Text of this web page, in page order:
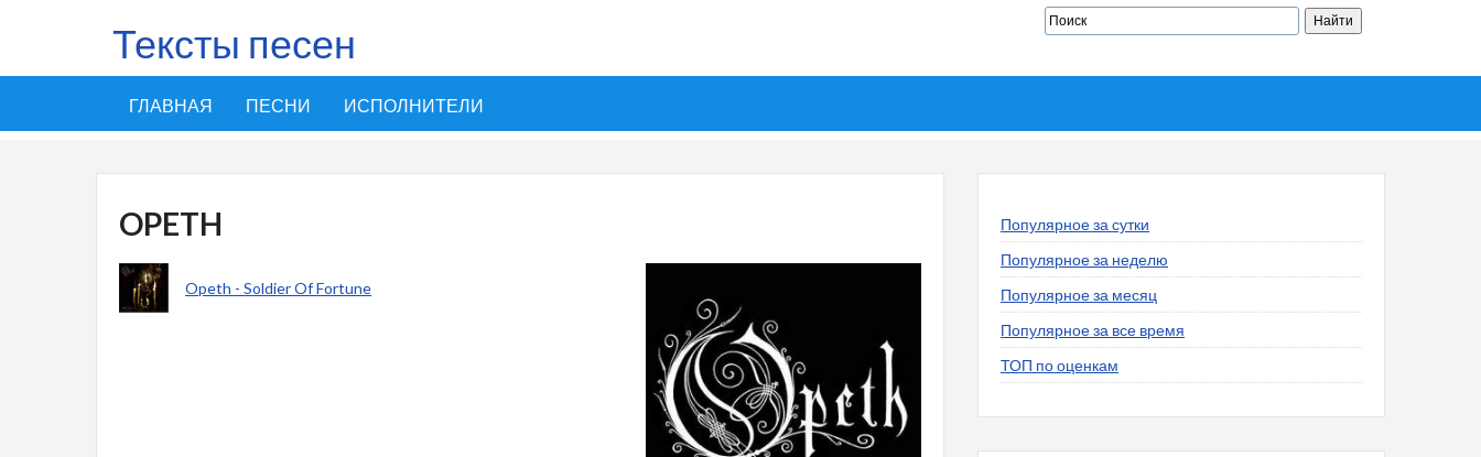
Тексты песен
ГЛАВНАЯ ПЕСНИ ИСПОЛНИТЕЛИ
OPETH
Opeth - Soldier Of Fortune
Популярное за сутки
Популярное за неделю
Популярное за месяц
Популярное за все время
ТОП по оценкам